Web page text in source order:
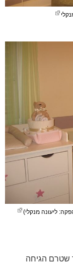
ליעונה מנקלי)
שטרם הגיחה